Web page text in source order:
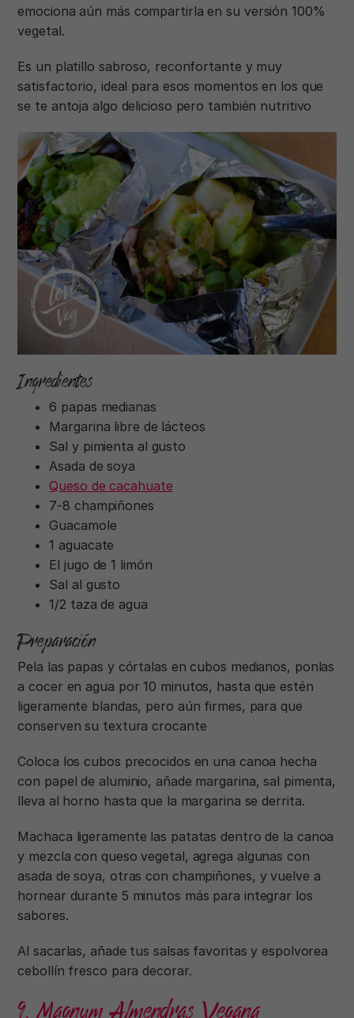
emociona aún más compartirla en su versión 100%
vegetal.
Es un platillo sabroso, reconfortante y muy
satisfactorio, ideal para esos momentos en los que
se te antoja algo delicioso pero también nutritivo
Ingredientes
6 papas medianas
Margarina libre de lácteos
Sal y pimienta al gusto
Asada de soya
Queso de cacahuate
7-8 champiñones
Guacamole
1 aguacate
El jugo de 1 limón
Sal al gusto
1/2 taza de agua
Preparación
Pela las papas y córtalas en cubos medianos, ponlas
a cocer en agua por 10 minutos, hasta que estén
ligeramente blandas, pero aún firmes, para que
conserven su textura crocante
Coloca los cubos precocidos en una canoa hecha
con papel de aluminio, añade margarina, sal pimenta,
lleva al horno hasta que la margarina se derrita.
Machaca ligeramente las patatas dentro de la canoa
y mezcla con queso vegetal, agrega algunas con
asada de soya, otras con champiñones, y vuelve a
hornear durante 5 minutos más para integrar los
sabores.
Al sacarlas, añade tus salsas favoritas y espolvorea
cebollín fresco para decorar.
9. Magnum Almendras Vegana